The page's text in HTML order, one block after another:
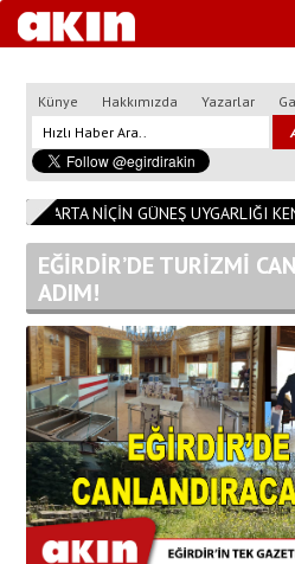
Künye Hakkımızda Yazarlar
ISPARTA NİÇİN GÜNEŞ UYGARLIĞI
EĞİRDİR’DE TURİZMİ
ADIM!